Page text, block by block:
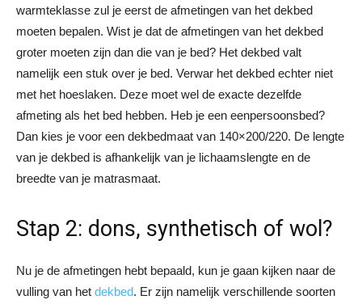
warmteklasse zul je eerst de afmetingen van het dekbed
moeten bepalen. Wist je dat de afmetingen van het dekbed
groter moeten zijn dan die van je bed? Het dekbed valt
namelijk een stuk over je bed. Verwar het dekbed echter niet
met het hoeslaken. Deze moet wel de exacte dezelfde
afmeting als het bed hebben. Heb je een eenpersoonsbed?
Dan kies je voor een dekbedmaat van 140×200/220. De lengte
van je dekbed is afhankelijk van je lichaamslengte en de
breedte van je matrasmaat.
Stap 2: dons, synthetisch of wol?
Nu je de afmetingen hebt bepaald, kun je gaan kijken naar de
vulling van het dekbed. Er zijn namelijk verschillende soorten